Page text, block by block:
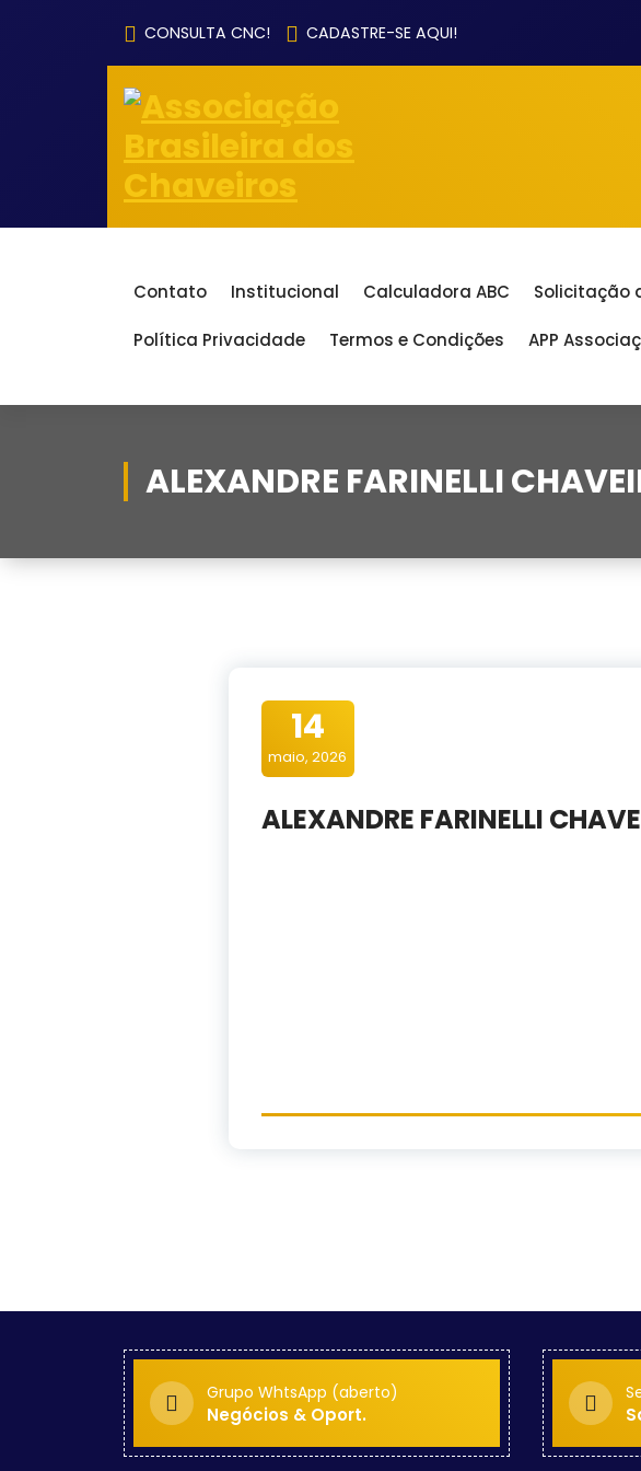
CONSULTA CNC! CADASTRE-SE AQUI!
Contato Institucional Calculadora ABC Solicitação
Política Privacidade Termos e Condições APP
ALEXANDRE FARINELLI
14
maio, 2026
ALEXANDRE FARINELLI
Grupo WhtsApp (aberto)
Negócios & Oport.